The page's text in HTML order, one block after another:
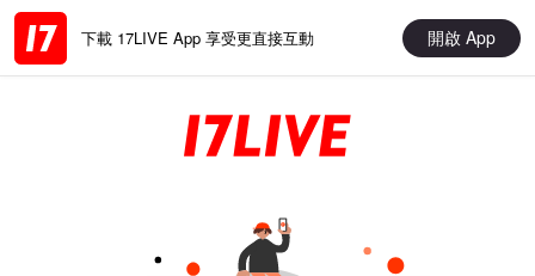
下載 17LIVE App 享受更直接互動 開啟 App